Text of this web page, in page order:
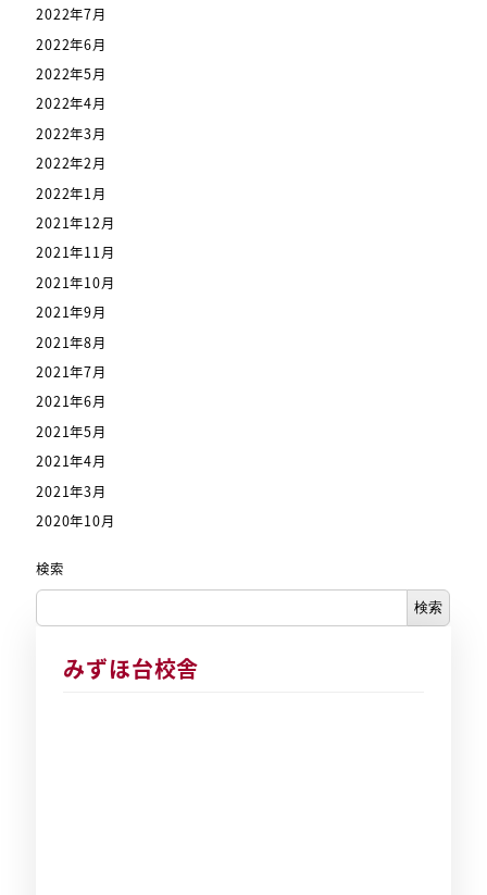
2022年7月
2022年6月
2022年5月
2022年4月
2022年3月
2022年2月
2022年1月
2021年12月
2021年11月
2021年10月
2021年9月
2021年8月
2021年7月
2021年6月
2021年5月
2021年4月
2021年3月
2020年10月
検索
検索
みずほ台校舎